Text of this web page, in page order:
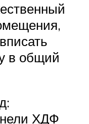
в общий
ХДФ